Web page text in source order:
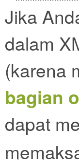
Jika
dalam
(karena
bagian
dapat